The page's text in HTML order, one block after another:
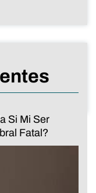
Si Mi Ser
Fatal?